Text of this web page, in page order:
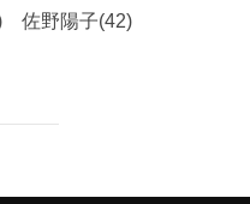
佐野陽子(42)